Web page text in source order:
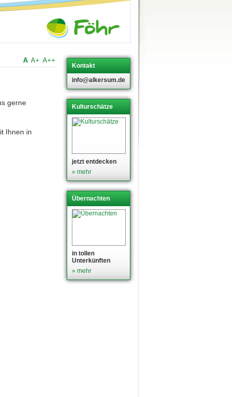
A A+ A++
gerne
Ihnen in
Kontakt
info@alkersum.de
Kulturschätze
jetzt entdecken
» mehr
Übernachten
in tollen
Unterkünften
» mehr